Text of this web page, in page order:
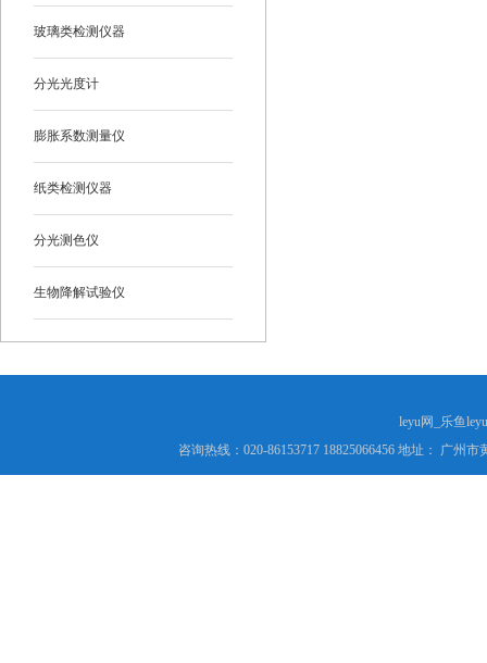
玻璃类检测仪器
分光光度计
膨胀系数测量仪
纸类检测仪器
分光测色仪
生物降解试验仪
leyu网_乐鱼
咨询热线：020-86153717 18825066456 地址： 广州